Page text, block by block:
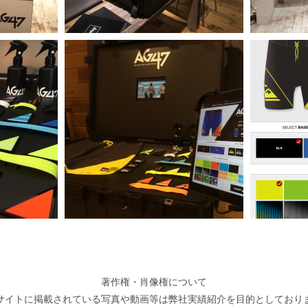
著作権・肖像権について
イトに掲載されている写真や動画等は弊社実績紹介を目的としており